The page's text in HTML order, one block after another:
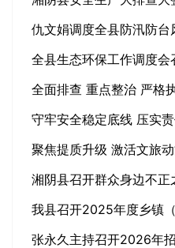
全县生态环保工作调度会